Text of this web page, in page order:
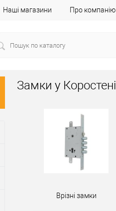
Наші магазини Про компанію
Замки у Коростені
Врізні замки